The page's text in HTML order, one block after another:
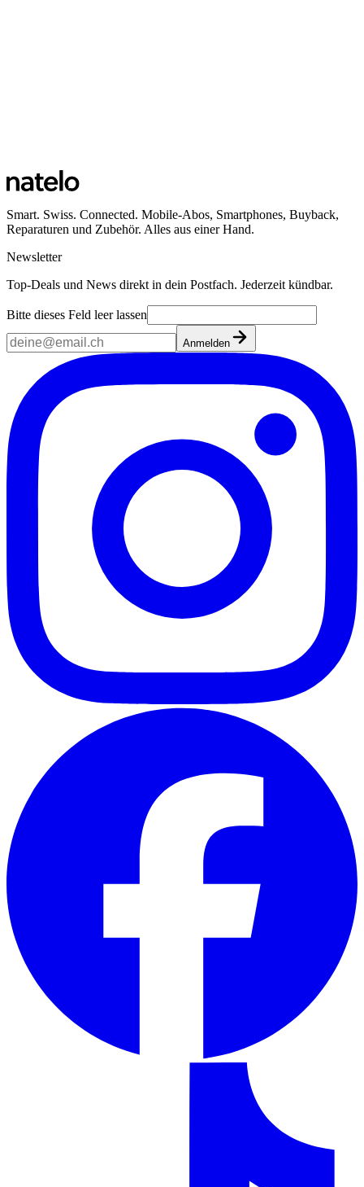
Smart. Swiss. Connected. Mobile-Abos, Smartphones, Buyback,
Reparaturen und Zubehör. Alles aus einer Hand.
Newsletter
Top-Deals und News direkt in dein Postfach. Jederzeit kündbar.
Bitte dieses Feld leer lassen
Anmelden